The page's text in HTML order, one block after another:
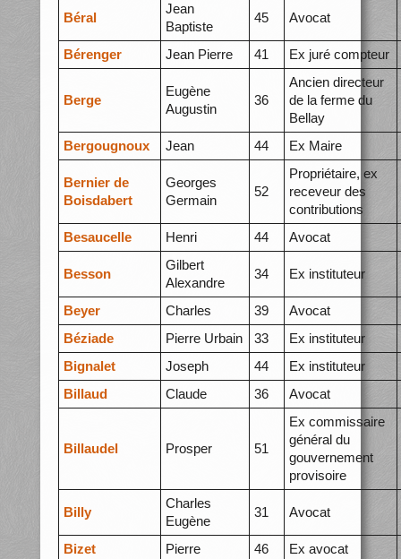
Béral
Jean
Baptiste
45 Avocat
Bérenger Jean Pierre 41 Ex juré compteur
Berge
Eugène
Augustin
36
Ancien directeur
de la ferme du
Bellay
Bergougnoux
Jean 44 Ex Maire
Bernier de
Boisdabert
Georges
Germain
52
Propriétaire, ex
receveur des
contributions
Besaucelle
Henri 44 Avocat
Besson
Gilbert
Alexandre
34 Ex instituteur
Beyer Charles 39
Avocat
Béziade
Pierre Urbain 33
Ex instituteur
Bignalet
Joseph 44
Ex instituteur
Billaud
Claude 36 Avocat
Billaudel Prosper 51
Ex commissaire
général du
gouvernement
provisoire
Billy
Charles
Eugène
31 Avocat
Bizet Pierre 46 Ex avocat